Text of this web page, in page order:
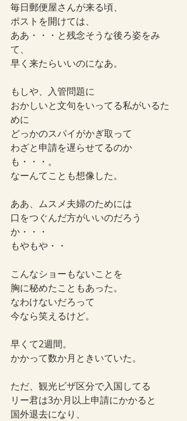
毎日郵便屋さんが来る頃、
ポストを開けては、
ああ・・・と残念そうな後ろ姿をみ
て、
早く来たらいいのになあ。
もしや、入管問題に
おかしいと文句をいってる私がいるた
めに
どっかのスパイがかぎ取って
わざと申請を遅らせてるのか
も・・・。
なーんてことも想像した。
ああ、ムスメ夫婦のためには
口をつぐんだ方がいいのだろう
か・・・
もやもや・・
こんなショーもないことを
胸に秘めたこともあった。
なわけないだろって
今なら笑えるけど。
早くて2週間。
かかって数か月ときいていた。
ただ、観光ビザ区分で入国してる
リー君は3か月以上申請にかかると
国外退去になり、